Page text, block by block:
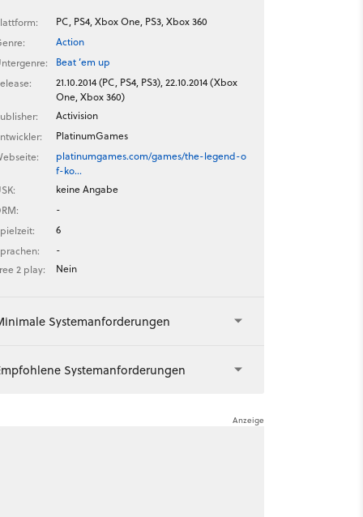
PC, PS4, Xbox One, PS3, Xbox 360
Action
Beat ’em up
21.10.2014 (PC, PS4, PS3), 22.10.2014 (Xbox
One, Xbox 360)
Activision
PlatinumGames
platinumgames.com/games/the-legend-o
f-ko…
keine Angabe
-
6
-
2 play:
Nein
Systemanforderungen
Systemanforderungen